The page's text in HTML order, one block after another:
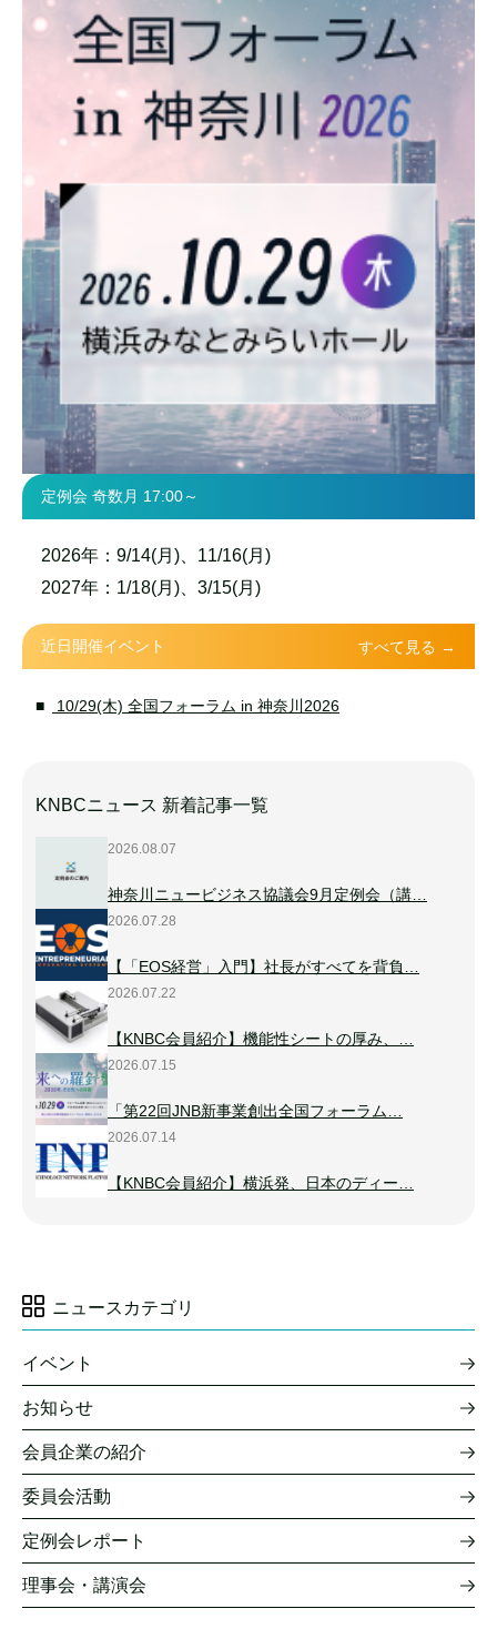
定例会 奇数月 17:00～
2026年：9/14(月)、11/16(月)
2027年：1/18(月)、3/15(月)
近日開催イベント すべて見る →
10/29(木) 全国フォーラム in 神奈川2026
KNBCニュース 新着記事一覧
2026.08.07
神奈川ニュービジネス協議会9月定例会（講…
2026.07.28
【「EOS経営」入門】社長がすべてを背負…
2026.07.22
【KNBC会員紹介】機能性シートの厚み、…
2026.07.15
「第22回JNB新事業創出全国フォーラム…
2026.07.14
【KNBC会員紹介】横浜発、日本のディー…
ニュースカテゴリ
イベント
お知らせ
会員企業の紹介
委員会活動
定例会レポート
理事会・講演会